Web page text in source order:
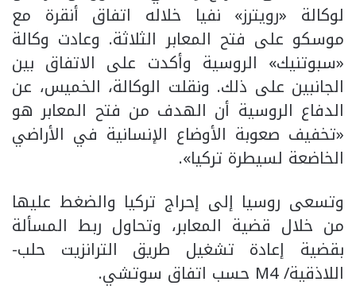
لوكالة «رويترز» نفيا خلاله اتفاق أنقرة مع
موسكو على فتح المعابر الثلاثة. وعادت وكالة
«سبوتنيك» الروسية وأكدت على الاتفاق بين
الجانبين على ذلك. ونقلت الوكالة، الخميس، عن
الدفاع الروسية أن الهدف من فتح المعابر هو
«تخفيف صعوبة الأوضاع الإنسانية في الأراضي
الخاضعة لسيطرة تركيا».
وتسعى روسيا إلى إحراج تركيا والضغط عليها
من خلال قضية المعابر، وتحاول ربط المسألة
بقضية إعادة تشغيل طريق الترانزيت حلب-
اللاذقية/ M4 حسب اتفاق سوتشي.